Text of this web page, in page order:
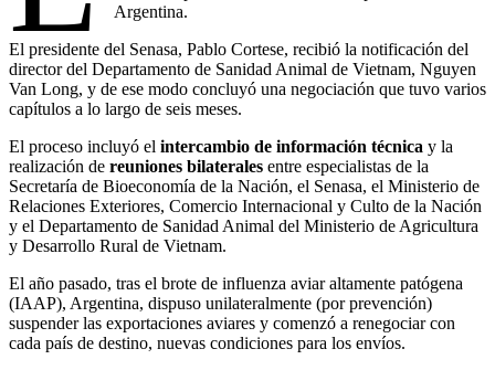
Argentina.
El presidente del Senasa, Pablo Cortese, recibió la notificación del
director del Departamento de Sanidad Animal de Vietnam, Nguyen
Van Long, y de ese modo concluyó una negociación que tuvo varios
capítulos a lo largo de seis meses.
El proceso incluyó el intercambio de información técnica y la
realización de reuniones bilaterales entre especialistas de la
Secretaría de Bioeconomía de la Nación, el Senasa, el Ministerio de
Relaciones Exteriores, Comercio Internacional y Culto de la Nación
y el Departamento de Sanidad Animal del Ministerio de Agricultura
y Desarrollo Rural de Vietnam.
El año pasado, tras el brote de influenza aviar altamente patógena
(IAAP), Argentina, dispuso unilateralmente (por prevención)
suspender las exportaciones aviares y comenzó a renegociar con
cada país de destino, nuevas condiciones para los envíos.